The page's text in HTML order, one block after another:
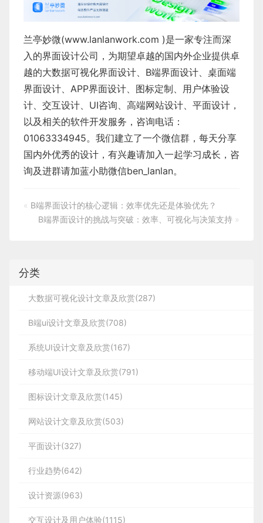
兰亭妙微(www.lanlanwork.com )是一家专注而深
入的界面设计公司，为期望卓越的国内外企业提供卓
越的大数据可视化界面设计、 B端界面设计、 桌面端
界面设计、 APP界面设计、 图标定制、 用户体验设
计、 交互设计、 UI咨询、 高端网站设计、 平面设计 ，
以及相关的软件开发服务，咨询电话：
01063334945。我们建立了一个微信群，每天分享
国内外优秀的设计，有兴趣请加入一起学习成长，咨
询及进群请加蓝小助微信ben_lanlan。
« B端界面设计的核心逻辑：效率优先还是体验优先？
B端界面设计的挑战与突破：效率、可视化与决策支持 »
分类
大数据可视化设计文章及欣赏(287)
B端ui设计文章及欣赏(708)
系统UI设计文章及欣赏(167)
移动端UI设计文章及欣赏(791)
图标设计文章及欣赏(145)
网站设计文章及欣赏(503)
平面设计(327)
行业趋势(642)
设计资源(963)
交互设计及用户体验(1115)